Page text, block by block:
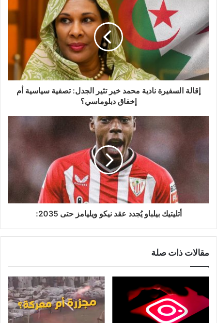
إقالة السفيرة نادية محمد خير تثير الجدل: تصفية سياسية أم
إخفاق دبلوماسي؟
أتليتيك بيلباو يُجدد عقد نيكو ويليامز حتى 2035:
مقالات ذات صلة